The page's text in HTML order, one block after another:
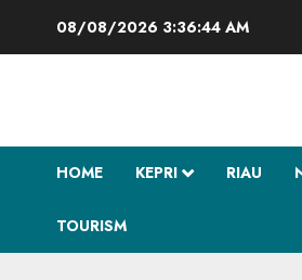
08/08/2026 3:36:45 AM
HOME KEPRI RIAU
TOURISM